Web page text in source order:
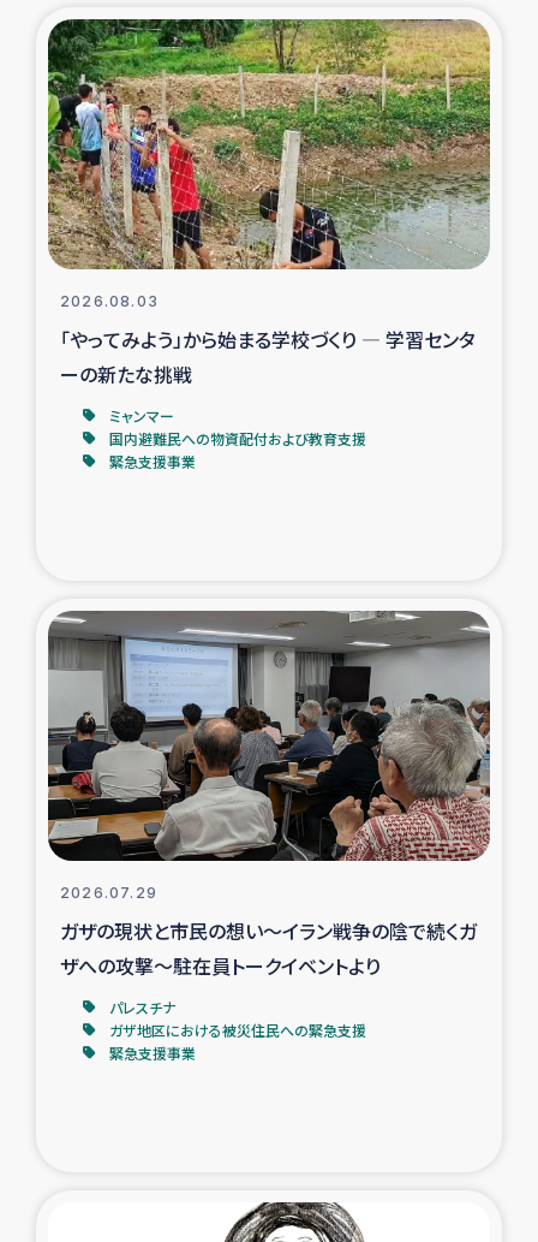
スリランカの南北女性をつなぐサリー・リサイクル・プロ
ジェクト
復興支援事業
民際教育事業
女性グループPIFWANITAによる食品加工事業
ガザ人道支援
令和6年能登半島地震 緊急支援
国内避難民への物資配付および教育支援
漁民によるマングローブ植林活動
レバノンでのシリア難民への食糧・越冬支援
レバノンにおける緊急支援
レバノンでのシリア難民への教育支援事業
レバノンでのシリア難民・レバノン人への農業支援
海外ルーツの市民との共生
神原ゼミxパルシック
仮設住宅生活支援・農業復興支援
2026.08.03
「やってみよう」から始まる学校づくり ― 学習センタ
ーの新たな挑戦
ミャンマー
国内避難民への物資配付および教育支援
緊急支援事業
2026.07.29
ガザの現状と市民の想い～イラン戦争の陰で続くガ
ザへの攻撃～駐在員トークイベントより
パレスチナ
ガザ地区における被災住民への緊急支援
緊急支援事業